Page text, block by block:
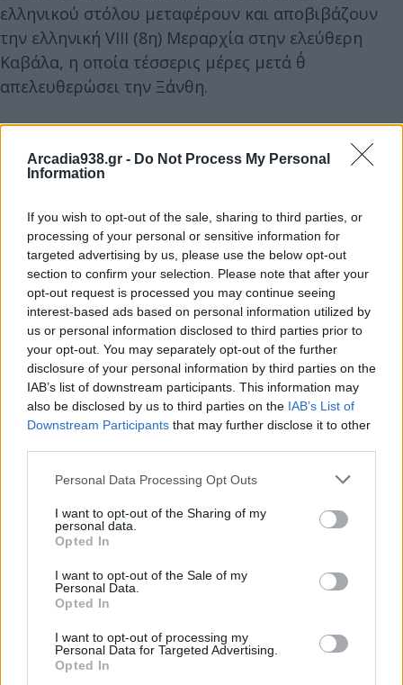
Arcadia938.gr - Do Not Process My Personal
Information
If you wish to opt-out of the sale, sharing to third parties, or
processing of your personal or sensitive information for
targeted advertising by us, please use the below opt-out
section to confirm your selection. Please note that after your
opt-out request is processed you may continue seeing
interest-based ads based on personal information utilized by
us or personal information disclosed to third parties prior to
your opt-out. You may separately opt-out of the further
disclosure of your personal information by third parties on the
IAB’s list of downstream participants. This information may
also be disclosed by us to third parties on the IAB’s List of
Downstream Participants that may further disclose it to other
Personal Data Processing Opt Outs
I want to opt-out of the Sharing of my
personal data.
Opted In
I want to opt-out of the Sale of my
Personal Data.
Opted In
I want to opt-out of processing my
Personal Data for Targeted Advertising.
Opted In
ελληνικού στόλου μεταφέρουν και αποβιβάζουν
την ελληνική VIII (8η) Μεραρχία στην ελεύθερη
Καβάλα, η οποία τέσσερις μέρες μετά θ΄
απελευθερώσει την Ξάνθη.
Αρχίζουν στον Σαρωνικό δρομολόγια με
υδροπτέρυγα σκάφη.
1962Σφοδρή επίθεση του Γεώργιου Παπανδρέου
κατά του βασιλιά Παύλου και της ηγεσίας των
ενόπλων δυνάμεων στο Αργοστόλι, όπου
περιοδεύει. Επαναλαμβάνει την κατηγορία ότι ο
βασιλιάς «κατέστη αρχηγός παρατάξεως», ενώ
ζητεί και πάλι την κατάργηση των έκτακτων
μέτρων.
Γεννήσεις στις 8 Ιουλίου
1621 Ζαν ντε Λα Φονταίν, Γάλλος
συγγραφέας
1831 Τζον Στιθ Πέμπερτον, Αμερικανός
χημικός, εφευρέτης της Coca-Cola
στρατιωτικός
1839 Τζον Ντέιβινσον Ροκφέλερ, Αμερικανός
βιομήχανος και φιλάνθρωπος
1851 Άρθουρ Έβανς, Άγγλος αρχαιολόγος